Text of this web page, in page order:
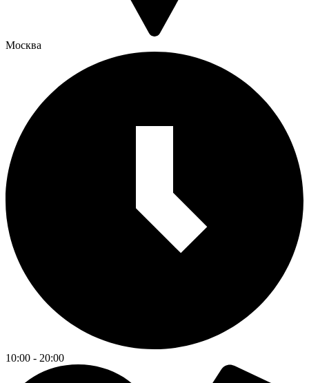
Москва
10:00 - 20:00